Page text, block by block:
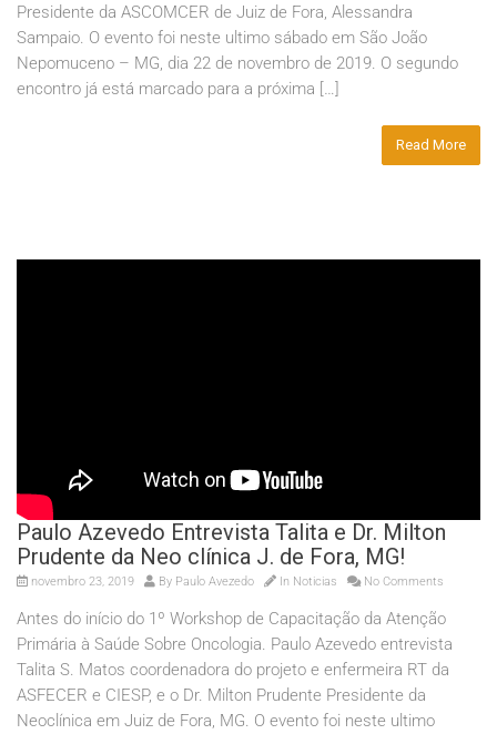
Presidente da ASCOMCER de Juiz de Fora, Alessandra
Sampaio. O evento foi neste ultimo sábado em São João
Nepomuceno – MG, dia 22 de novembro de 2019. O segundo
encontro já está marcado para a próxima […]
Read More
Paulo Azevedo Entrevista Talita e Dr. Milton
Prudente da Neo clínica J. de Fora, MG!
novembro 23, 2019 By Paulo Avezedo In Noticias No Comments
Antes do início do 1º Workshop de Capacitação da Atenção
Primária à Saúde Sobre Oncologia. Paulo Azevedo entrevista
Talita S. Matos coordenadora do projeto e enfermeira RT da
ASFECER e CIESP, e o Dr. Milton Prudente Presidente da
Neoclínica em Juiz de Fora, MG. O evento foi neste ultimo